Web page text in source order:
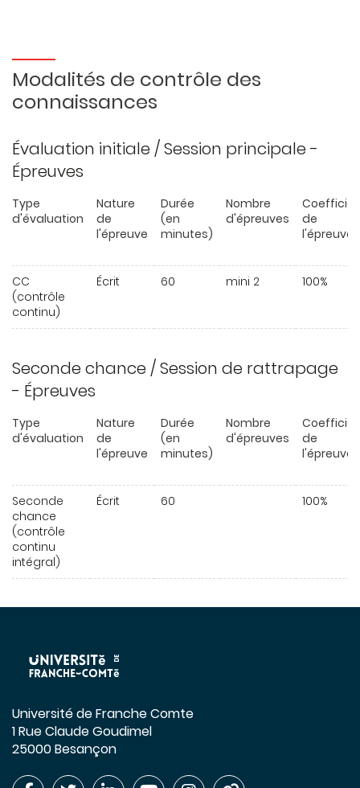
Modalités de contrôle des
connaissances
Évaluation initiale / Session principale -
Épreuves
Type
d'évaluation
Nature
de
l'épreuve
Durée
(en
minutes)
Nombre
d'épreuves
de
l'épreuve
CC
(contrôle
continu)
Écrit 60 mini 2 100%
Seconde chance / Session de rattrapage
- Épreuves
Type
d'évaluation
Nature
de
l'épreuve
Durée
(en
minutes)
Nombre
d'épreuves
de
l'épreuve
Seconde
chance
(contrôle
continu
intégral)
Écrit 60 100%
Université de Franche Comte
1 Rue Claude Goudimel
25000 Besançon